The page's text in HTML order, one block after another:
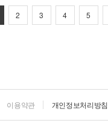
2 3 4 5
이용약관 개인정보처리방침